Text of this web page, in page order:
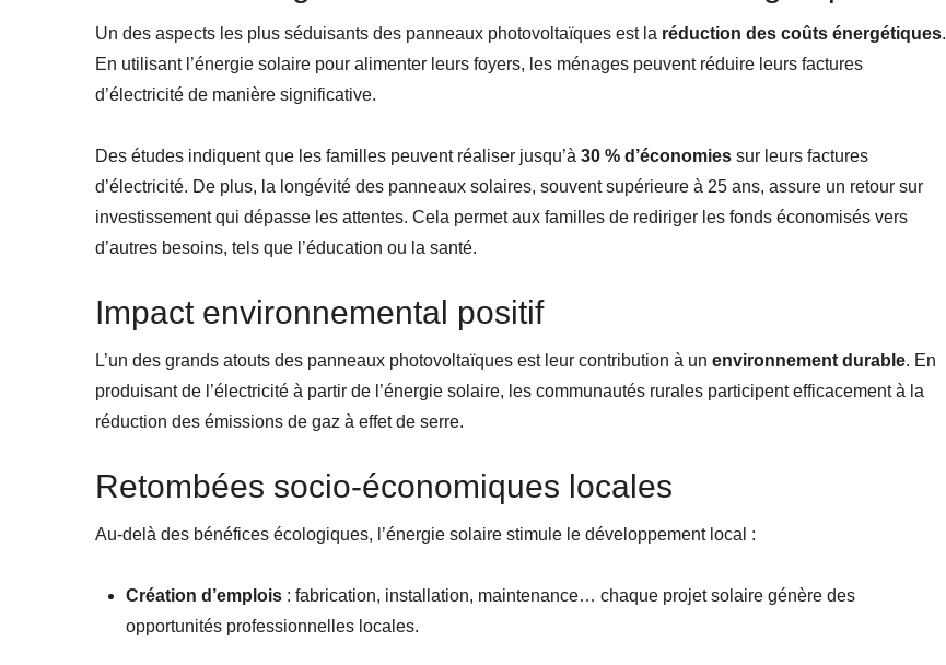
Un des aspects les plus séduisants des panneaux photovoltaïques est la réduction des coûts énergétiques.
En utilisant l’énergie solaire pour alimenter leurs foyers, les ménages peuvent réduire leurs factures
d’électricité de manière significative.
Des études indiquent que les familles peuvent réaliser jusqu’à 30 % d’économies sur leurs factures
d’électricité. De plus, la longévité des panneaux solaires, souvent supérieure à 25 ans, assure un retour sur
investissement qui dépasse les attentes. Cela permet aux familles de rediriger les fonds économisés vers
d’autres besoins, tels que l’éducation ou la santé.
Impact environnemental positif
L’un des grands atouts des panneaux photovoltaïques est leur contribution à un environnement durable. En
produisant de l’électricité à partir de l’énergie solaire, les communautés rurales participent efficacement à la
réduction des émissions de gaz à effet de serre.
Retombées socio-économiques locales
Au-delà des bénéfices écologiques, l’énergie solaire stimule le développement local :
Création d’emplois : fabrication, installation, maintenance… chaque projet solaire génère des
opportunités professionnelles locales.